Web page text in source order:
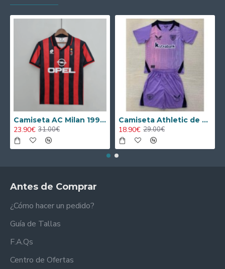
Camiseta AC Milan 1995/1996 Local Retro
23.90€ 31.00€
Camiseta Athletic de Bilbao 2024/2025 Alternativo Niño Kit
18.90€ 29.00€
Antes de Comprar
¿Cómo hacer un pedido?
Guía de Tallas
F.A.Qs
Centro de Ofertas